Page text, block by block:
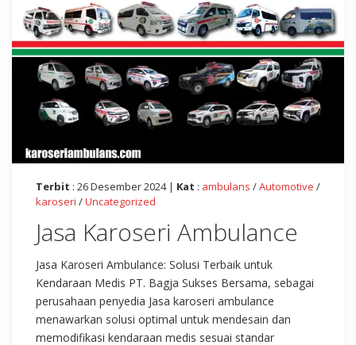
Terbit : 26 Desember 2024 | Kat : ambulans /Automotive /
karoseri /Uncategorized
Jasa Karoseri Ambulance
Jasa Karoseri Ambulance: Solusi Terbaik untuk
Kendaraan Medis PT. Bagja Sukses Bersama, sebagai
perusahaan penyedia Jasa karoseri ambulance
menawarkan solusi optimal untuk mendesain dan
memodifikasi kendaraan medis sesuai standar